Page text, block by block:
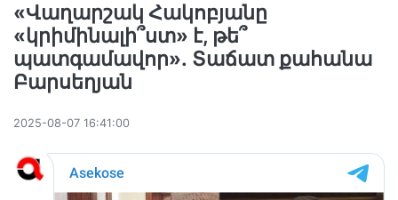
«Վաղարշակ Հակոբյանը
«կրիմինալի՞ստ» է, թե՞
պատգամավոր»․ Տաճատ քահանա
Բարսեղյան
2025-08-07 16:41:00